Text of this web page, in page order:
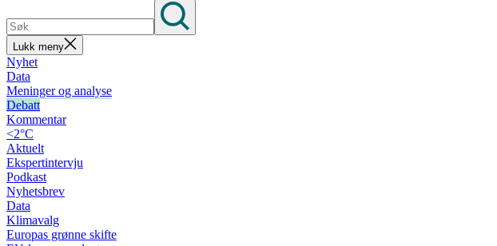
Lukk meny
Nyhet
Data
Meninger og analyse
Debatt
Kommentar
<2°C
Aktuelt
Ekspertintervju
Podkast
Nyhetsbrev
Data
Klimavalg
Europas grønne skifte